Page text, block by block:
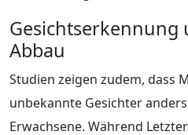
Abbau
Studien zeigen zudem, dass
unbekannte Gesichter
Erwachsene. Während